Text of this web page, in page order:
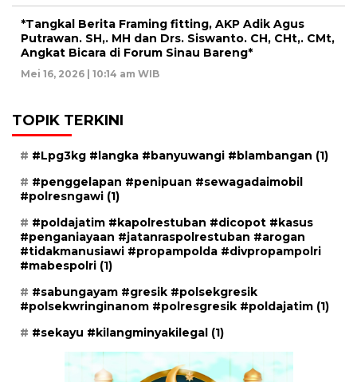
*Tangkal Berita Framing fitting, AKP Adik Agus
Putrawan. SH,. MH dan Drs. Siswanto. CH, CHt,. CMt,
Angkat Bicara di Forum Sinau Bareng*
Mei 16, 2026 | 10:14 am WIB
TOPIK TERKINI
#Lpg3kg #langka #banyuwangi #blambangan (1)
#penggelapan #penipuan #sewagadaimobil
#polresngawi (1)
#poldajatim #kapolrestuban #dicopot #kasus
#penganiayaan #jatanraspolrestuban #arogan
#tidakmanusiawi #propampolda #divpropampolri
#mabespolri (1)
#sabungayam #gresik #polsekgresik
#polsekwringinanom #polresgresik #poldajatim (1)
#sekayu #kilangminyakilegal (1)